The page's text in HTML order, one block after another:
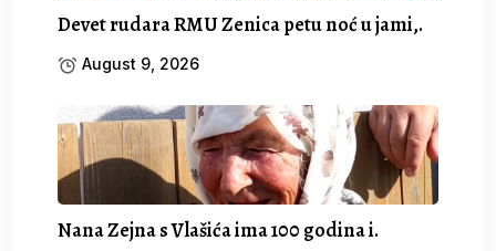
Devet rudara RMU Zenica petu noć u jami,.
August 9, 2026
Nana Zejna s Vlašića ima 100 godina i.